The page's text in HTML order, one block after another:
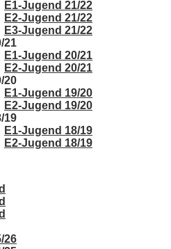
E1-Jugend 21/22
E2-Jugend 21/22
E3-Jugend 21/22
21
E1-Jugend 20/21
E2-Jugend 20/21
20
E1-Jugend 19/20
E2-Jugend 19/20
19
E1-Jugend 18/19
E2-Jugend 18/19
26